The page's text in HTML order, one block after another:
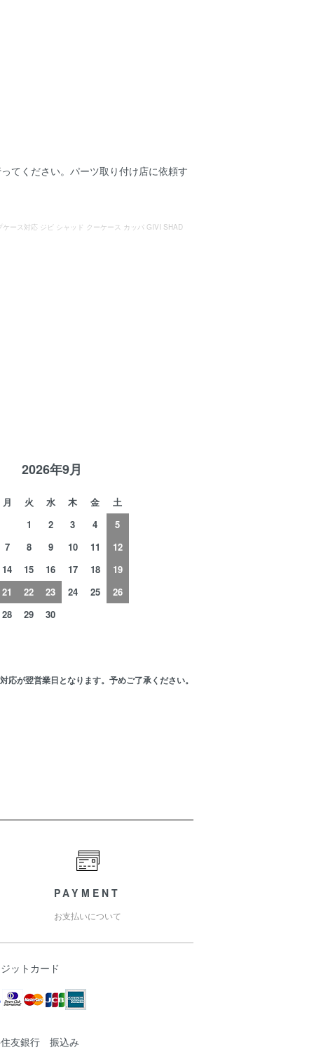
てください。パーツ取り付け店に依頼す
ース対応 ジビ シャッド クーケース カッパ GIVI SHAD
2026年9月
月 火 水 木 金
土
1
2 3 4
5
7
8 9 10 11
12
14
15 16 17 18
19
21
22 23 24 25
26
28
29 30
が翌営業日となります。予めご了承ください。
PAYMENT
お支払いについて
ットカード
友銀行 振込み